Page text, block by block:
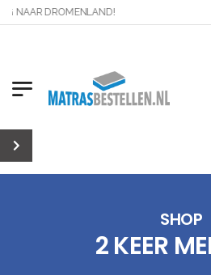
NAAR DROMENLAND!
SHOP
2 KEER